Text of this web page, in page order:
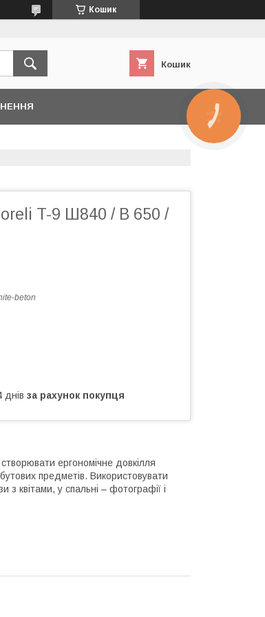
Кошик
Кошик
T-9 Ш840 / В 650 /
beton
днів за рахунок покупця
ергономічне довкілля
предметів. Використовувати
з квітами, у спальні – фотографії і
КНОПКА
ЗВ'ЯЗКУ